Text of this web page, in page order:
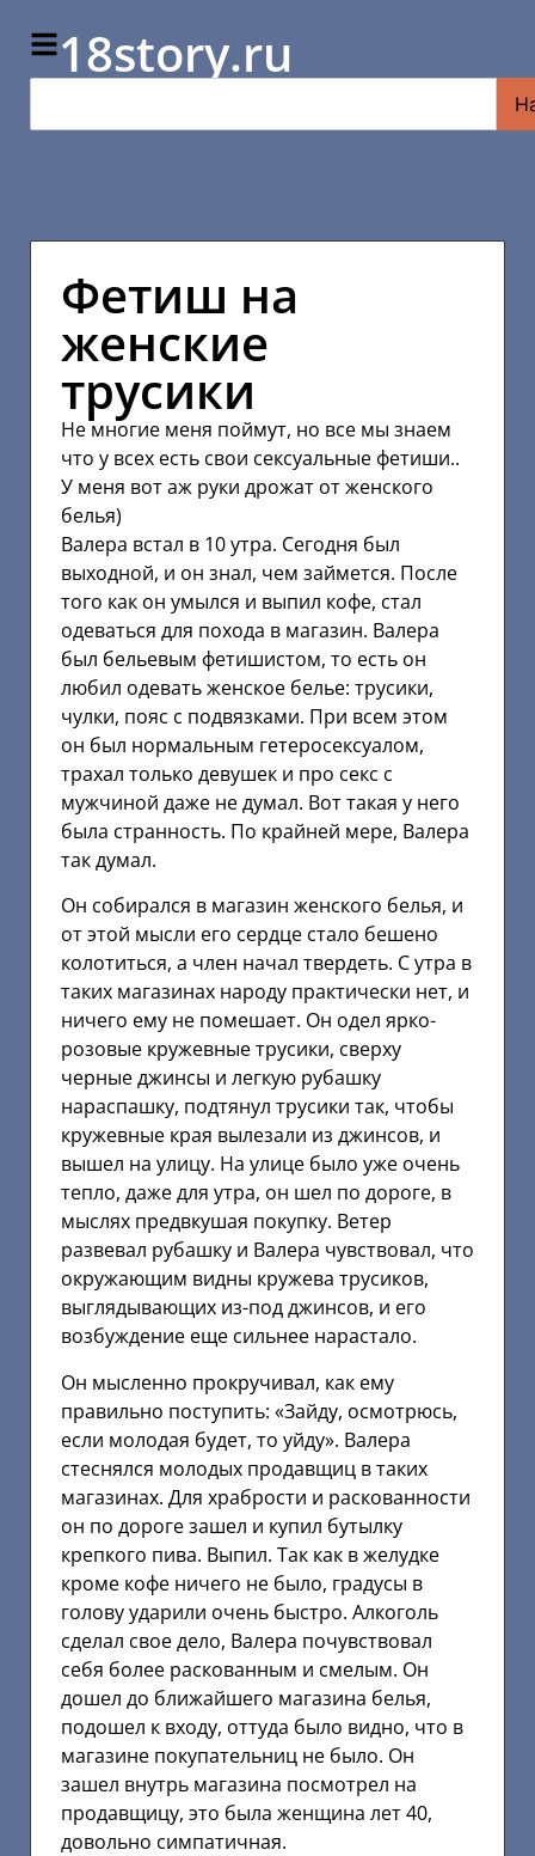
18story.ru
Фетиш на
женские
трусики
Не многие меня поймут, но все мы знаем
что у всех есть свои сексуальные фетиши..
У меня вот аж руки дрожат от женского
белья)
Валера встал в 10 утра. Сегодня был
выходной, и он знал, чем займется. После
того как он умылся и выпил кофе, стал
одеваться для похода в магазин. Валера
был бельевым фетишистом, то есть он
любил одевать женское белье: трусики,
чулки, пояс с подвязками. При всем этом
он был нормальным гетеросексуалом,
трахал только девушек и про секс с
мужчиной даже не думал. Вот такая у него
была странность. По крайней мере, Валера
так думал.
Он собирался в магазин женского белья, и
от этой мысли его сердце стало бешено
колотиться, а член начал твердеть. С утра в
таких магазинах народу практически нет, и
ничего ему не помешает. Он одел ярко-
розовые кружевные трусики, сверху
черные джинсы и легкую рубашку
нараспашку, подтянул трусики так, чтобы
кружевные края вылезали из джинсов, и
вышел на улицу. На улице было уже очень
тепло, даже для утра, он шел по дороге, в
мыслях предвкушая покупку. Ветер
развевал рубашку и Валера чувствовал, что
окружающим видны кружева трусиков,
выглядывающих из-под джинсов, и его
возбуждение еще сильнее нарастало.
Он мысленно прокручивал, как ему
правильно поступить: «Зайду, осмотрюсь,
если молодая будет, то уйду». Валера
стеснялся молодых продавщиц в таких
магазинах. Для храбрости и раскованности
он по дороге зашел и купил бутылку
крепкого пива. Выпил. Так как в желудке
кроме кофе ничего не было, градусы в
голову ударили очень быстро. Алкоголь
сделал свое дело, Валера почувствовал
себя более раскованным и смелым. Он
дошел до ближайшего магазина белья,
подошел к входу, оттуда было видно, что в
магазине покупательниц не было. Он
зашел внутрь магазина посмотрел на
продавщицу, это была женщина лет 40,
довольно симпатичная.